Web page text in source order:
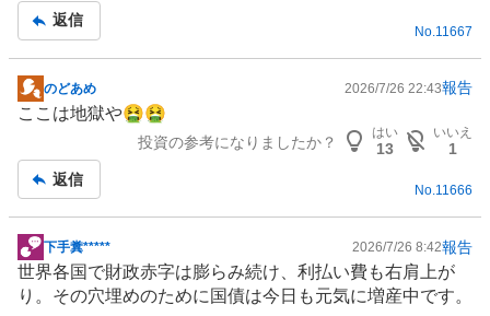
返信
No. 11667
掲
示
事
のどあめ 2026/7/26 22:43報告
ここは地獄や🤮🤮
投資の参考になりましたか？
はい
13
いいえ
1
返信
No.11666
掲
示
板
下手糞***** 2026/7/26 8:42報告
世界各国で財政赤字は膨らみ続け、利払い費も右肩上が
り。その穴埋めのために国債は今日も元気に増産中です。